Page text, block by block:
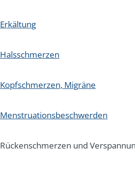
Erkältung
Halsschmerzen
Kopfschmerzen, Migräne
Menstruationsbeschwerden
Rückenschmerzen und